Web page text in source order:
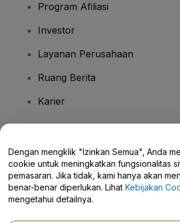
Program Afiliasi
Investor
Layanan Perusahaan
Ruang Berita
Karier
Pusat Bantuan / Hubungi Kami
Dengan mengklik "Izinkan Semua", Anda
cookie untuk meningkatkan fungsionalitas
pemasaran. Jika tidak, kami hanya akan
benar-benar diperlukan. Lihat Kebijakan
mengetahui detailnya.